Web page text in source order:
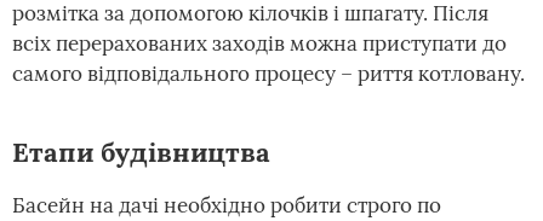
розмітка за допомогою кілочків і шпагату. Після
всіх перерахованих заходів можна приступати до
самого відповідального процесу – риття котловану.
Етапи будівництва
Басейн на дачі необхідно робити строго по